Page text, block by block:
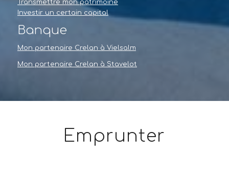
Transmettre mon patrimoine
Investir un certain capital
Banque
Mon partenaire Crelan à Vielsalm
Mon partenaire Crelan à Stavelot
Emprunter